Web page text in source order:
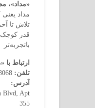
«مداد»،
مداد
تلاش تا
قدر
باتجربه‌تر
ارتباط با
تلفن:
آدرس:
Blvd, Apt
355